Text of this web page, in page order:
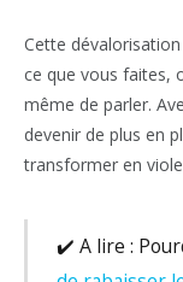
Cette
ce que vous faites,
même de parler.
devenir de plus en
transformer en
✔️ A lire :